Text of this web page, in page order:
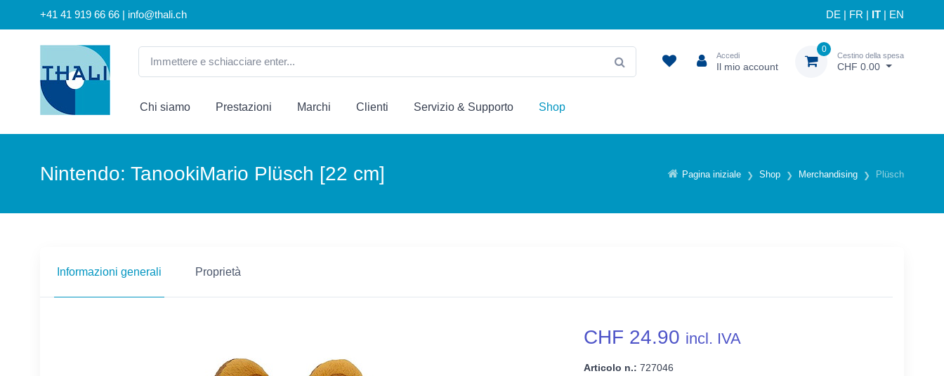
+41 41 919 66 66 | info@thali.ch DE FR IT EN
Accedi
Il mio account
0
Cestino della spesa
CHF 0.00
Chi siamo Prestazioni Marchi Clienti Servizio & Supporto Shop
Pagina iniziale Shop Merchandising Plüsch
Nintendo: TanookiMario Plüsch [22 cm]
Informazioni generali Proprietà
CHF 24.90 incl. IVA
Articolo n.: 727046